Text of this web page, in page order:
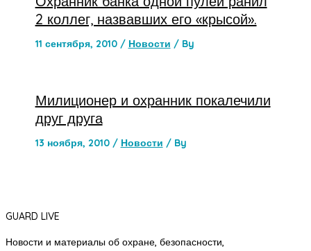
2 коллег, назвавших его «крысой».
11 сентября, 2010 / Новости / By
Милиционер и охранник покалечили
друг друга
13 ноября, 2010 / Новости / By
GUARD LIVE
Новости и материалы об охране, безопасности,